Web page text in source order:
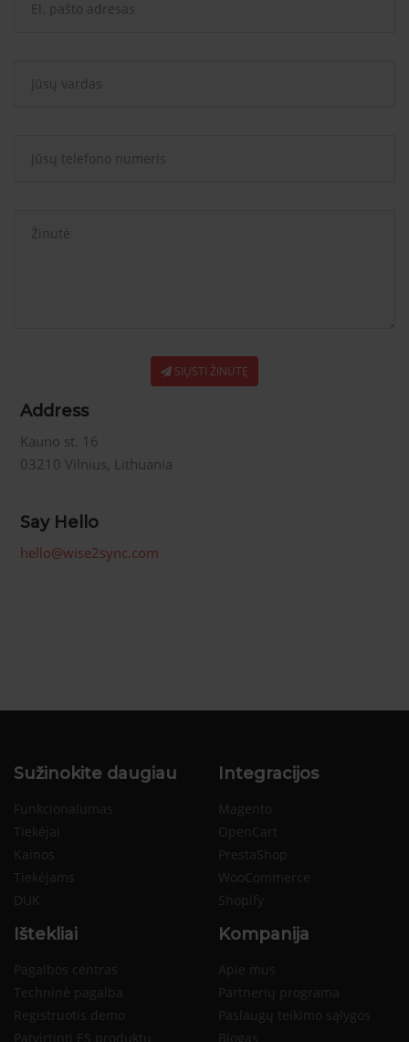
SIŲSTI ŽINUTĘ
Address
Kauno st. 16
03210 Vilnius, Lithuania
Say Hello
hello@wise2sync.com
Sužinokite daugiau
Funkcionalumas
Tiekėjai
Kainos
Tiekėjams
DUK
Integracijos
Magento
OpenCart
PrestaShop
WooCommerce
Shopify
Ištekliai
Pagalbos centras
Techninė pagalba
Registruotis demo
Patvirtinti ES produktų
Kompanija
Apie mus
Partnerių programa
Paslaugų teikimo sąlygos
Blogas